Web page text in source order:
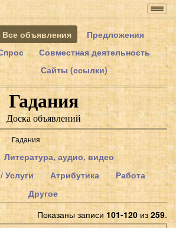
Все объявления
Предложения
Совместная деятельность
Сайты (ссылки)
Гадания
Доска объявлений
Гадания
Литература, аудио, видео
Услуги
Атрибутика
Работа
Другое
Показаны записи101-120 из259.